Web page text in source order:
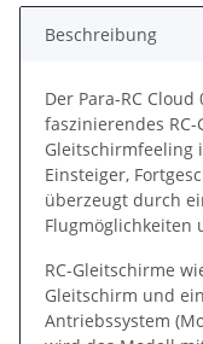
Beschreibung
Der Para-RC Cloud
faszinierendes
Gleitschirmfeeling
Einsteiger,
überzeugt durch
Flugmöglichkeiten
RC-Gleitschirme
Gleitschirm und
Antriebssystem